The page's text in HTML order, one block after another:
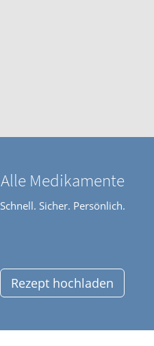
Alle Medikamente
Schnell. Sicher. Persönlich.
Rezept hochladen